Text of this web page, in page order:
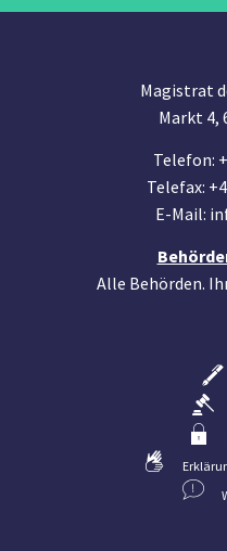
Magistrat
Markt 4,
Telefon:
Telefax:
E-Mail:
Alle Behörden.